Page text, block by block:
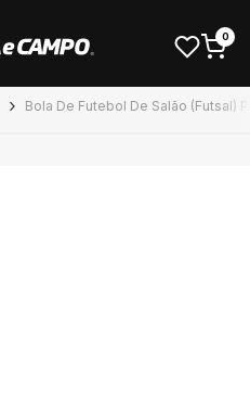
0
Bola De Futebol De Salão (futsal)